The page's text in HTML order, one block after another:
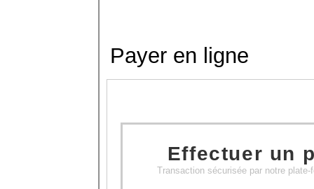
Payer en ligne
Effectuer un
Transaction sécurisée par notre plate-